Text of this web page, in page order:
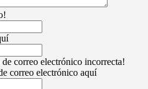
correo electrónico incorrecta!
correo electrónico aquí